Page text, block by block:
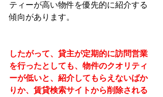
ティーが高い物件を優先的に紹介する
傾向があります。
したがって、貸主が定期的に訪問営業
を行ったとしても、物件のクオリティ
ーが低いと、紹介してもらえないばか
りか、賃貸検索サイトから削除される